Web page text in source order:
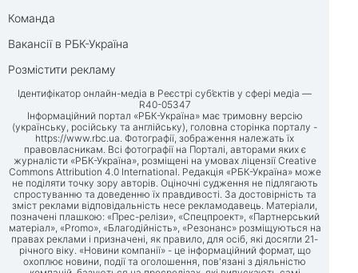
Команда
Вакансії в РБК-Україна
Розмістити рекламу
Ідентифікатор онлайн-медіа в Реєстрі суб’єктів у сфері медіа —
R40-05347
Інформаційний портал «РБК-Україна» має тримовну версію
(українську, російську та англійську), головна сторінка порталу -
https://www.rbc.ua. Фотографії, зображення належать їх
правовласникам. Всі фотографії на Порталі, авторами яких є
журналісти «РБК-Україна», розміщені на умовах ліцензії Creative
Commons Attribution 4.0 International. Редакція «РБК-Україна» може
не поділяти точку зору авторів. Оціночні судження не підлягають
спростуванню та доведенню їх правдивості. За достовірність та
зміст реклами відповідальність несе рекламодавець. Матеріали,
позначені плашкою: «Прес-релізи», «Спецпроект», «Партнерський
матеріал», «Promo», «Благодійність», «Резонанс» розміщуються на
правах реклами і призначені, як правило, для осіб, які досягли 21-
річного віку. «Новини компанії» - це інформаційний формат, що
охоплює новини, події та оголошення, пов'язані з діяльністю